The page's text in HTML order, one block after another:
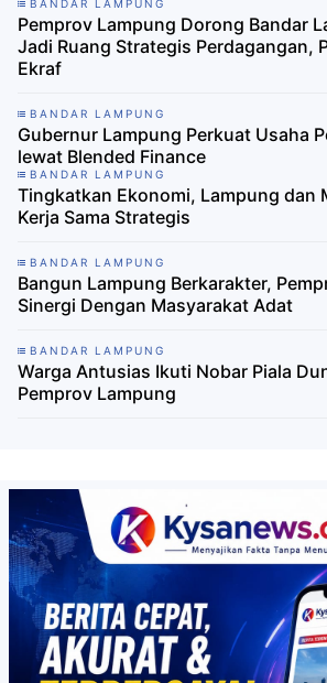
BANDAR LAMPUNG
Pemprov Lampung Dorong Bandar
Jadi Ruang Strategis Perdagangan,
Ekraf
BANDAR LAMPUNG
​Gubernur Lampung Perkuat Usaha
lewat Blended Finance
BANDAR LAMPUNG
Tingkatkan Ekonomi, Lampung dan
Kerja Sama Strategis
BANDAR LAMPUNG
Bangun Lampung Berkarakter,
Sinergi Dengan Masyarakat Adat
BANDAR LAMPUNG
Warga Antusias Ikuti Nobar Piala
Pemprov Lampung